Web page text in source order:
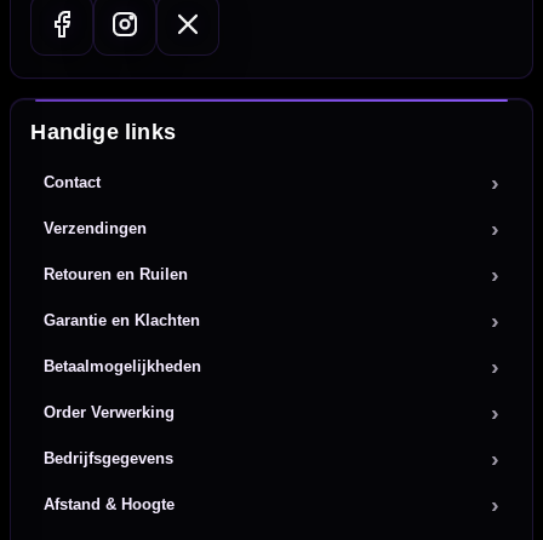
Handige links
Contact
Verzendingen
Retouren en Ruilen
Garantie en Klachten
Betaalmogelijkheden
Order Verwerking
Bedrijfsgegevens
Afstand & Hoogte